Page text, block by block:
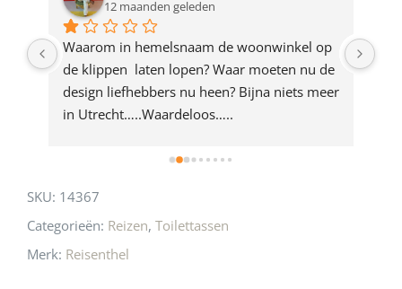
product
12 maanden geleden
Waarom in hemelsnaam de woonwinkel op
de klippen  laten lopen? Waar moeten nu de
design liefhebbers nu heen? Bijna niets meer
in Utrecht…..Waardeloos…..
SKU: 14367
Categorieën: Reizen, Toilettassen
Merk: Reisenthel